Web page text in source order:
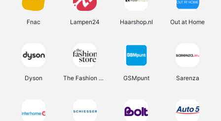
Fnac Lampen24 Haarshop.nl Out at Home
Dyson The Fashion Store GSMpunt Sarenza